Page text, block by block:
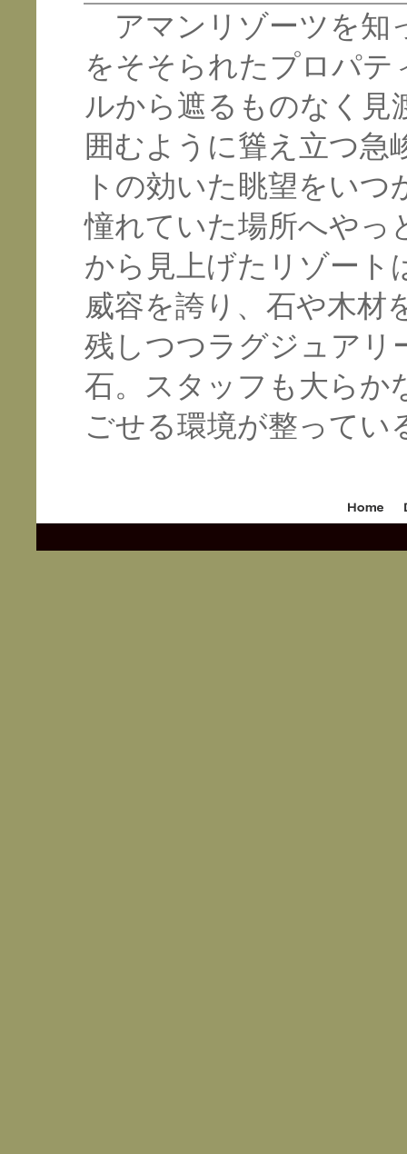
アマンリゾーツを知
をそそられたプロパ
ルから遮るものなく見
囲むように聳え立つ急
トの効いた眺望をい
憧れていた場所へやっ
から見上げたリゾート
威容を誇り、石や木材
残しつつラグジュアリ
石。スタッフも大らか
ごせる環境が整ってい